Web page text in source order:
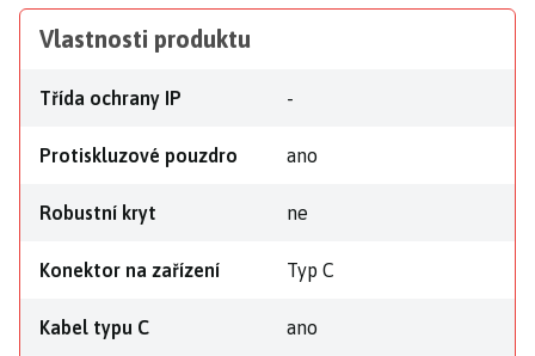
Vlastnosti produktu
Třída ochrany IP -
Protiskluzové pouzdro ano
Robustní kryt ne
Konektor na zařízení Typ C
Kabel typu C ano